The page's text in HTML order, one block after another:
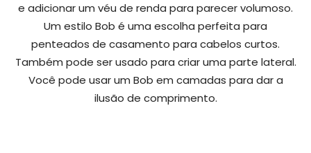
e adicionar um véu de renda para parecer volumoso.
Um estilo Bob é uma escolha perfeita para
penteados de casamento para cabelos curtos.
Também pode ser usado para criar uma parte lateral.
Você pode usar um Bob em camadas para dar a
ilusão de comprimento.